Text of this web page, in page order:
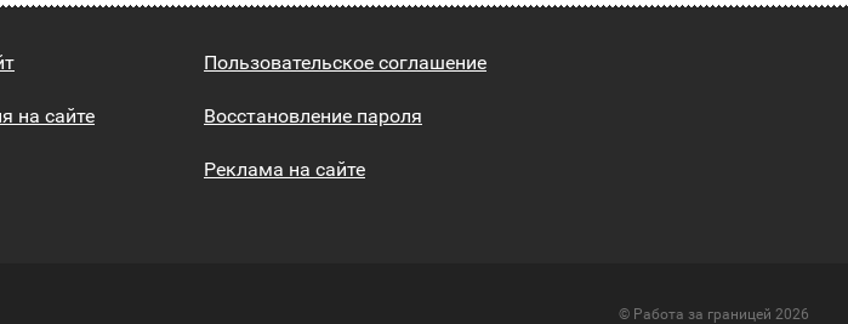
на сайте
Пользовательское соглашение
Восстановление пароля
Реклама на сайте
© Работа за границей 2026